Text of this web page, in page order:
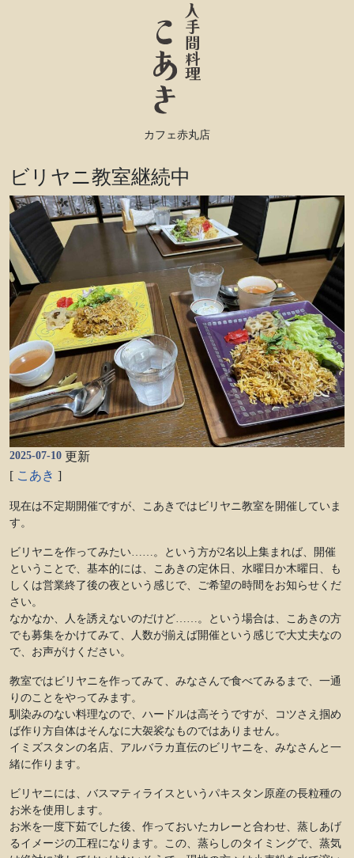
カフェ赤丸店
ビリヤニ教室継続中
2025-07-10 更新
[ こあき ]
現在は不定期開催ですが、こあきではビリヤニ教室を開催していま
す。
ビリヤニを作ってみたい……。という方が2名以上集まれば、開催
ということで、基本的には、こあきの定休日、水曜日か木曜日、も
しくは営業終了後の夜という感じで、ご希望の時間をお知らせくだ
さい。
なかなか、人を誘えないのだけど……。という場合は、こあきの方
でも募集をかけてみて、人数が揃えば開催という感じで大丈夫なの
で、お声がけください。
教室ではビリヤニを作ってみて、みなさんで食べてみるまで、一通
りのことをやってみます。
馴染みのない料理なので、ハードルは高そうですが、コツさえ掴め
ば作り方自体はそんなに大袈裟なものではありません。
イミズスタンの名店、アルバラカ直伝のビリヤニを、みなさんと一
緒に作ります。
ビリヤニには、バスマティライスというパキスタン原産の長粒種の
お米を使用します。
お米を一度下茹でした後、作っておいたカレーと合わせ、蒸しあげ
るイメージの工程になります。この、蒸らしのタイミングで、蒸気